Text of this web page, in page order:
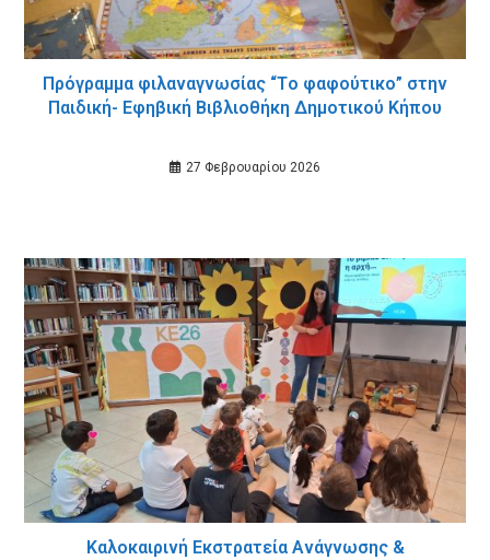
Πρόγραμμα φιλαναγνωσίας “Tο φαφούτικο” στην
Παιδική- Εφηβική Βιβλιοθήκη Δημοτικού Κήπου
27 Φεβρουαρίου 2026
Καλοκαιρινή Εκστρατεία Ανάγνωσης &